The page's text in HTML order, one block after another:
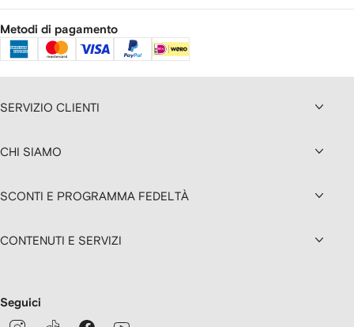
Metodi di pagamento
SERVIZIO CLIENTI
CHI SIAMO
SCONTI E PROGRAMMA FEDELTÀ
CONTENUTI E SERVIZI
Seguici